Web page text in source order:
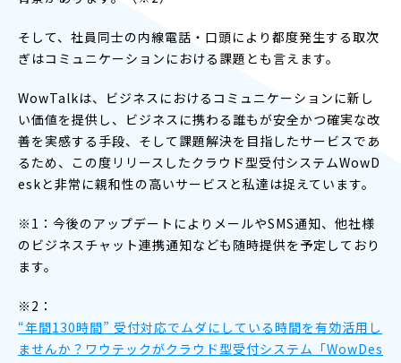
そして、社員同士の内線電話・口頭により都度発生する取次
ぎはコミュニケーションにおける課題とも言えます。
WowTalkは、ビジネスにおけるコミュニケーションに新し
い価値を提供し、ビジネスに携わる誰もが安全かつ確実な改
善を実感する手段、そして課題解決を目指したサービスであ
るため、この度リリースしたクラウド型受付システムWowD
eskと非常に親和性の高いサービスと私達は捉えています。
※1：今後のアップデートによりメールやSMS通知、他社様
のビジネスチャット連携通知なども随時提供を予定しており
ます。
※2：
“年間130時間” 受付対応でムダにしている時間を有効活用し
ませんか？ワウテックがクラウド型受付システム「WowDes